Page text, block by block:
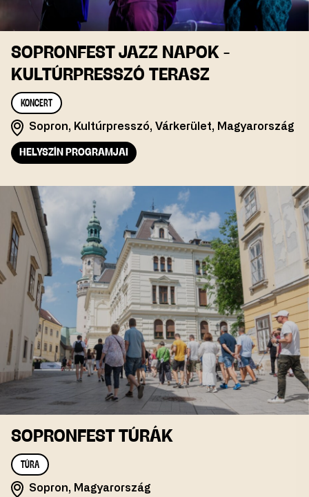
SOPRONFEST JAZZ NAPOK -
KULTÚRPRESSZÓ TERASZ
KONCERT
Sopron, Kultúrpresszó, Várkerület, Magyarország
HELYSZÍN PROGRAMJAI
SOPRONFEST TÚRÁK
TÚRA
Sopron, Magyarország